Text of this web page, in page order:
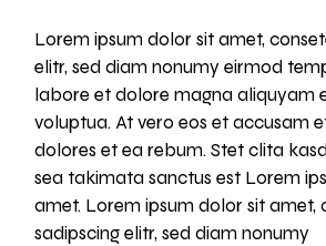
Lorem ipsum dolor sit amet,
elitr, sed diam nonumy eirmod
labore et dolore magna aliquyam
voluptua. At vero eos et accusam
dolores et ea rebum. Stet clita
sea takimata sanctus est Lorem
amet. Lorem ipsum dolor sit amet,
sadipscing elitr, sed diam nonumy